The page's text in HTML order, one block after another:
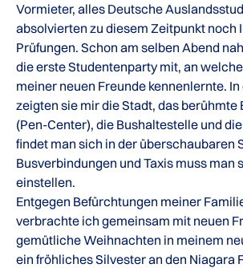
Vormieter, alles Deutsche
absolvierten zu diesem Zeitpunkt noch
Prüfungen. Schon am selben Abend
die erste Studentenparty mit, an
meiner neuen Freunde kennenlernte. In
zeigten sie mir die Stadt, das berühmte
(Pen-Center), die Bushaltestelle und
findet man sich in der überschaubaren
Busverbindungen und Taxis muss man
einstellen.
Entgegen Befürchtungen meiner
verbrachte ich gemeinsam mit neuen
gemütliche Weihnachten in meinem
ein fröhliches Silvester an den Niagara